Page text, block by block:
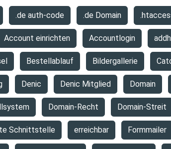
.de auth-code .de Domain
Account einrichten Accountlogin
Bestellablauf Bildergallerie
Denic Denic Mitglied Domain
Domain-Recht Domain-Streit
Schnittstelle erreichbar Formmailer